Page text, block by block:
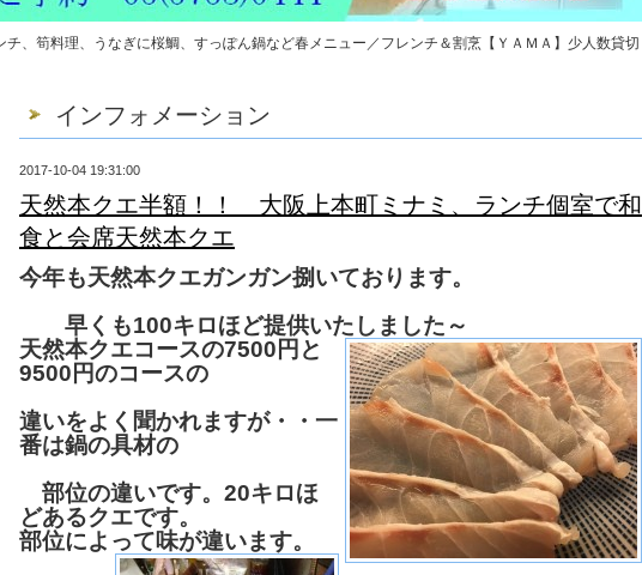
チ、筍料理、うなぎに桜鯛、すっぽん鍋など春メニュー／フレンチ＆割烹【ＹＡＭＡ】少人数貸切
インフォメーション
2017-10-04 19:31:00
天然本クエ半額！！ 大阪上本町ミナミ、ランチ個室で和
食と会席天然本クエ
今年も天然本クエガンガン捌いております。
早くも100キロほど提供いたしました～
天然本クエコースの7500円と
9500円のコースの
違いをよく聞かれますが・・一
番は鍋の具材の
部位の違いです。20キロほ
どあるクエです。
部位によって味が違います。